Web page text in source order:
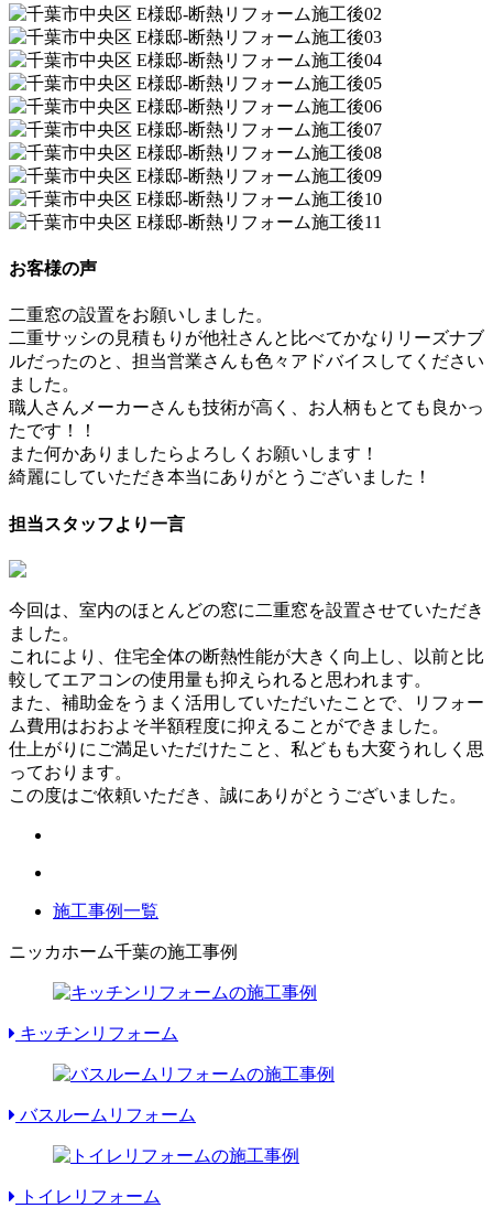
お客様の声
二重窓の設置をお願いしました。
二重サッシの見積もりが他社さんと比べてかなりリーズナブ
ルだったのと、担当営業さんも色々アドバイスしてください
ました。
職人さんメーカーさんも技術が高く、お人柄もとても良かっ
たです！！
また何かありましたらよろしくお願いします！
綺麗にしていただき本当にありがとうございました！
担当スタッフより一言
今回は、室内のほとんどの窓に二重窓を設置させていただき
ました。
これにより、住宅全体の断熱性能が大きく向上し、以前と比
較してエアコンの使用量も抑えられると思われます。
また、補助金をうまく活用していただいたことで、リフォー
ム費用はおおよそ半額程度に抑えることができました。
仕上がりにご満足いただけたこと、私どもも大変うれしく思
っております。
この度はご依頼いただき、誠にありがとうございました。
施工事例一覧
ニッカホーム千葉の施工事例
キッチンリフォーム
バスルームリフォーム
トイレリフォーム